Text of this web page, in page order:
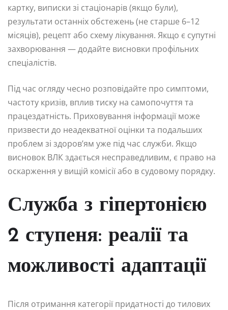
картку, виписки зі стаціонарів (якщо були),
результати останніх обстежень (не старше 6–12
місяців), рецепт або схему лікування. Якщо є супутні
захворювання — додайте висновки профільних
спеціалістів.
Під час огляду чесно розповідайте про симптоми,
частоту кризів, вплив тиску на самопочуття та
працездатність. Приховування інформації може
призвести до неадекватної оцінки та подальших
проблем зі здоров’ям уже під час служби. Якщо
висновок ВЛК здається несправедливим, є право на
оскарження у вищій комісії або в судовому порядку.
Служба з гіпертонією
2 ступеня: реалії та
можливості адаптації
Після отримання категорії придатності до тилових